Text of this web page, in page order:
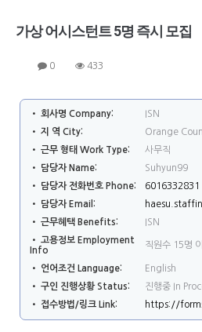
가상 어시스턴트 5명 즉시 모집
0 433
• 회사명 Company:
ISN
• 지 역 City:
Orange
• 근무 형태 Work Type:
사무직
• 담당자 Name:
Suhyun99
• 담당자 전화번호 Phone:
6016332831
• 담당자 Email:
• 근무혜택 Benefits:
ISN
• 고용정보 Employment
Info
직원수 15명
• 언어조건 Language:
English
• 구인 진행상황 Status:
진행중 In
• 접수방법/링크 Link:
https://